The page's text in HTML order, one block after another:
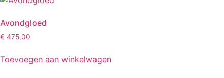
Avondgloed
€ 475,00
Toevoegen aan winkelwagen